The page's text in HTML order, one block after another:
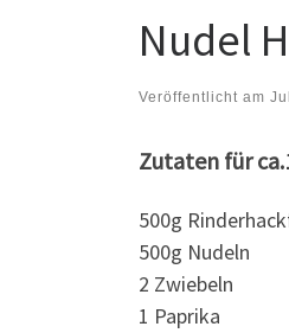
Nudel
Veröffentlicht am
Zutaten für
500g
500g Nudeln
2 Zwiebeln
1 Paprika